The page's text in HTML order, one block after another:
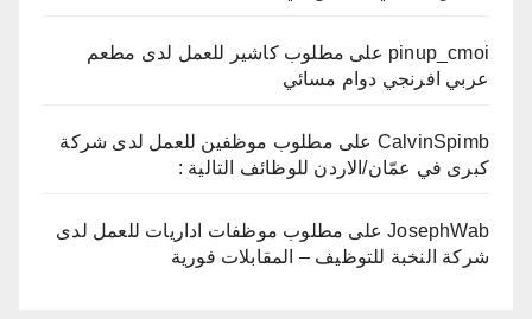
pinup_cmoi على مطلوب كاشير للعمل لدى مطعم
عربي افرنجي دوام مسائي
CalvinSpimb على مطلوب موظفين للعمل لدى شركة
كبرى في عمّان/الاردن للوظائف التالية :
JosephWabعلى مطلوب موظفات اداريات للعمل لدى
شركة النخبة للتوظيف – المقابلات فورية